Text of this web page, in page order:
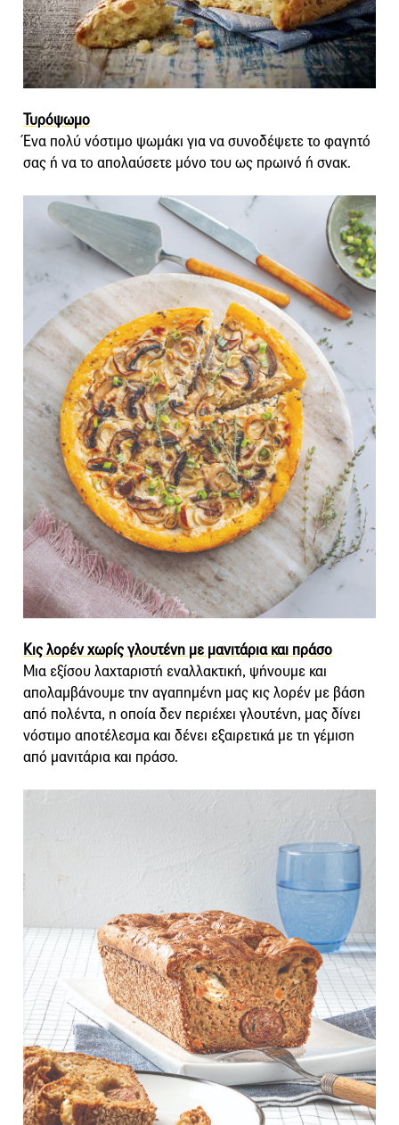
Τυρόψωμο
Ένα πολύ νόστιμο ψωμάκι για να συνοδέψετε το φαγητό
σας ή να το απολαύσετε μόνο του ως πρωινό ή σνακ.
Κις λορέν χωρίς γλουτένη με μανιτάρια και πράσο
Μια εξίσου λαχταριστή εναλλακτική, ψήνουμε και
απολαμβάνουμε την αγαπημένη μας κις λορέν με βάση
από πολέντα, η οποία δεν περιέχει γλουτένη, μας δίνει
νόστιμο αποτέλεσμα και δένει εξαιρετικά με τη γέμιση
από μανιτάρια και πράσο.